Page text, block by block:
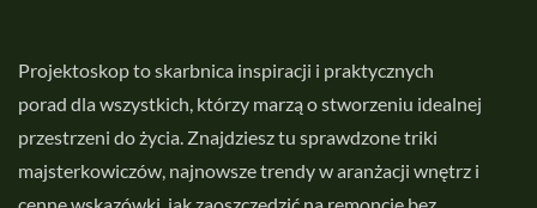
Projektoskop to skarbnica inspiracji i praktycznych
porad dla wszystkich, którzy marzą o stworzeniu idealnej
przestrzeni do życia. Znajdziesz tu sprawdzone triki
majsterkowiczów, najnowsze trendy w aranżacji wnętrz i